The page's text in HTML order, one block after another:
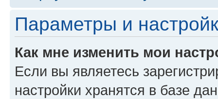
Параметры и
Как мне изменить мои
Если вы являетесь
настройки хранятся в базе